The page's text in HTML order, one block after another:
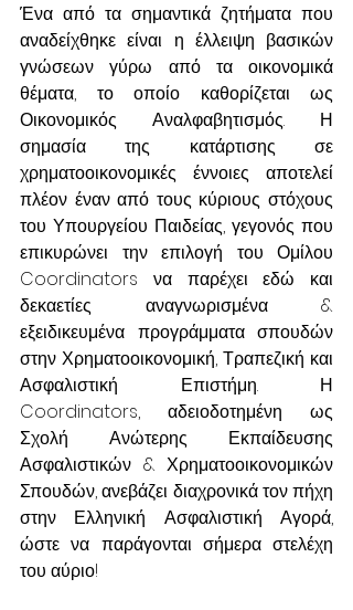
Ένα από τα σημαντικά ζητήματα που
αναδείχθηκε είναι η έλλειψη βασικών
γνώσεων γύρω από τα οικονομικά
θέματα, το οποίο καθορίζεται ως
Οικονομικός Αναλφαβητισμός. Η
σημασία της κατάρτισης σε
χρηματοοικονομικές έννοιες αποτελεί
πλέον έναν από τους κύριους στόχους
του Υπουργείου Παιδείας, γεγονός που
επικυρώνει την επιλογή του Ομίλου
Coordinators να παρέχει εδώ και
δεκαετίες αναγνωρισμένα &
εξειδικευμένα προγράμματα σπουδών
στην Χρηματοοικονομική, Τραπεζική και
Ασφαλιστική Επιστήμη. Η
Coordinators, αδειοδοτημένη ως
Σχολή Ανώτερης Εκπαίδευσης
Ασφαλιστικών & Χρηματοοικονομικών
Σπουδών, ανεβάζει διαχρονικά τον πήχη
στην Ελληνική Ασφαλιστική Αγορά,
ώστε να παράγονται σήμερα στελέχη
του αύριο!